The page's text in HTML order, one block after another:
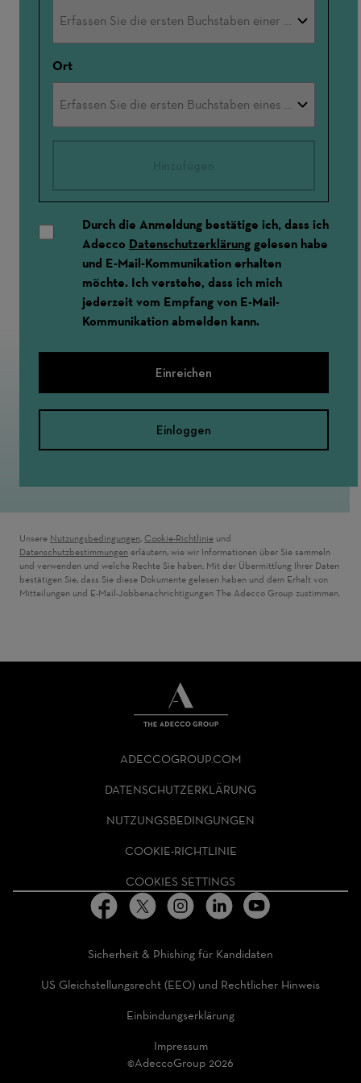
Ort
Durch die Anmeldung bestätige ich, dass ich
Adecco Datenschutzerklärung gelesen habe
und E-Mail-Kommunikation erhalten
möchte. Ich verstehe, dass ich mich
jederzeit vom Empfang von E-Mail-
Kommunikation abmelden kann.
Einreichen
Einloggen
Unsere Nutzungsbedingungen, Cookie-Richtlinie und
Datenschutzbestimmungen erläutern, wie wir Informationen über Sie sammeln
und verwenden und welche Rechte Sie haben. Mit der Übermittlung Ihrer Daten
bestätigen Sie, dass Sie diese Dokumente gelesen haben und dem Erhalt von
Mitteilungen und E-Mail-Jobbenachrichtigungen The Adecco Group zustimmen.
GROUP
HOMEPAGE
ADECCOGROUP.COM
DATENSCHUTZERKLÄRUNG
NUTZUNGSBEDINGUNGEN
COOKIE-RICHTLINIE
COOKIES SETTINGS
Sicherheit & Phishing für Kandidaten
US Gleichstellungsrecht (EEO) und Rechtlicher Hinweis
Einbindungserklärung
Impressum
©AdeccoGroup 2026